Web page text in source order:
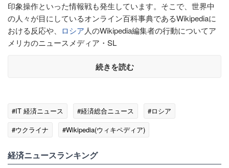
印象操作といった情報戦も発生しています。そこで、世界中
の人々が目にしているオンライン百科事典であるWikipediaに
おける反応や、 ロシア人のWikipedia編集者の行動についてア
メリカのニュースメディア・SL
続きを読む
#IT 経済ニュース #経済総合ニュース
#ロシア
#ウクライナ
#Wikipedia(ウィキペディア)
経済ニュースランキング